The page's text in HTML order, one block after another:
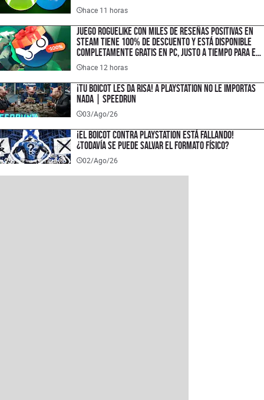
hace 11 horas
Juego roguelike con miles de reseñas positivas en
Steam tiene 100% de descuento y está disponible
completamente gratis en PC, justo a tiempo para el
lanzamiento de su secuela
hace 12 horas
¡TU BOICOT LES DA RISA! A PlayStation no le importas
nada | SPEEDRUN
03/Ago/26
¡El boicot contra PlayStation está fallando!
¿Todavía se puede salvar el formato físico?
02/Ago/26